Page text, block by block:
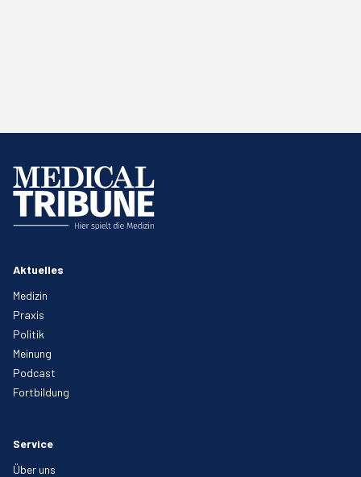
Aktuelles
Medizin
Praxis
Politik
Meinung
Podcast
Fortbildung
Service
Über uns